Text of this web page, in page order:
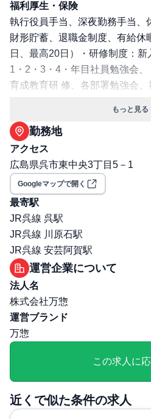
福利厚生・保険
執行役員手当、深夜勤務手当、
財形貯蓄、退職金制度、有給休
日、最高20日）・研修制度：新
1・2・3・4・年目社員勉強会
育成教育研 修、各部署勉強会
交通費支給: 有
保険: 社会保険完備（健康保険
災保険）
職場環境・ルール
受動喫煙対策（喫煙ルール）: 無
選考プロセス
面接回数: 3回
選考プロセス詳細: 1次：（事前
面接(Web)/人事担当者 2次：（
検）面接（対面）/人事責任者
社長
その他
勤務・休日に関する補足: ・勤
ト勤務 7：00～16：00、13：
もっと見る
勤務地
アクセス
広島県呉市東中央3丁目5－1
Googleマップで開く
最寄駅
JR呉線 呉駅
JR呉線 川原石駅
JR呉線 安芸阿賀駅
運営企業について
法人名
株式会社万惣
運営ブランド
万惣
この求人に
近くで似た条件の求人